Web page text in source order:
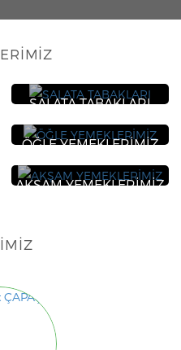
SALATA TABAKLARI
ÖĞLE YEMEKLERİMİZ
AKŞAM YEMEKLERİMİZ